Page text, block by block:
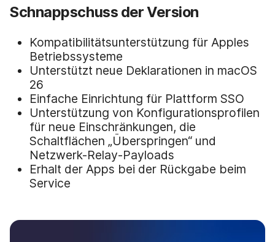
Schnappschuss der Version
Kompatibilitätsunterstützung für Apples
Betriebssysteme
Unterstützt neue Deklarationen in macOS
26
Einfache Einrichtung für Plattform SSO
Unterstützung von Konfigurationsprofilen
für neue Einschränkungen, die
Schaltflächen „Überspringen“ und
Netzwerk-Relay-Payloads
Erhalt der Apps bei der Rückgabe beim
Service